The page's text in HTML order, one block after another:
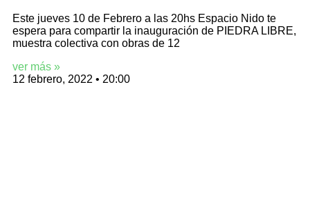
Este jueves 10 de Febrero a las 20hs Espacio Nido te
espera para compartir la inauguración de PIEDRA LIBRE,
muestra colectiva con obras de 12
ver más »
12 febrero, 2022
20:00